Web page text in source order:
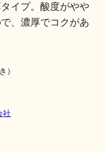
イプ。酸度がやや
、濃厚でコクがあ
）
社